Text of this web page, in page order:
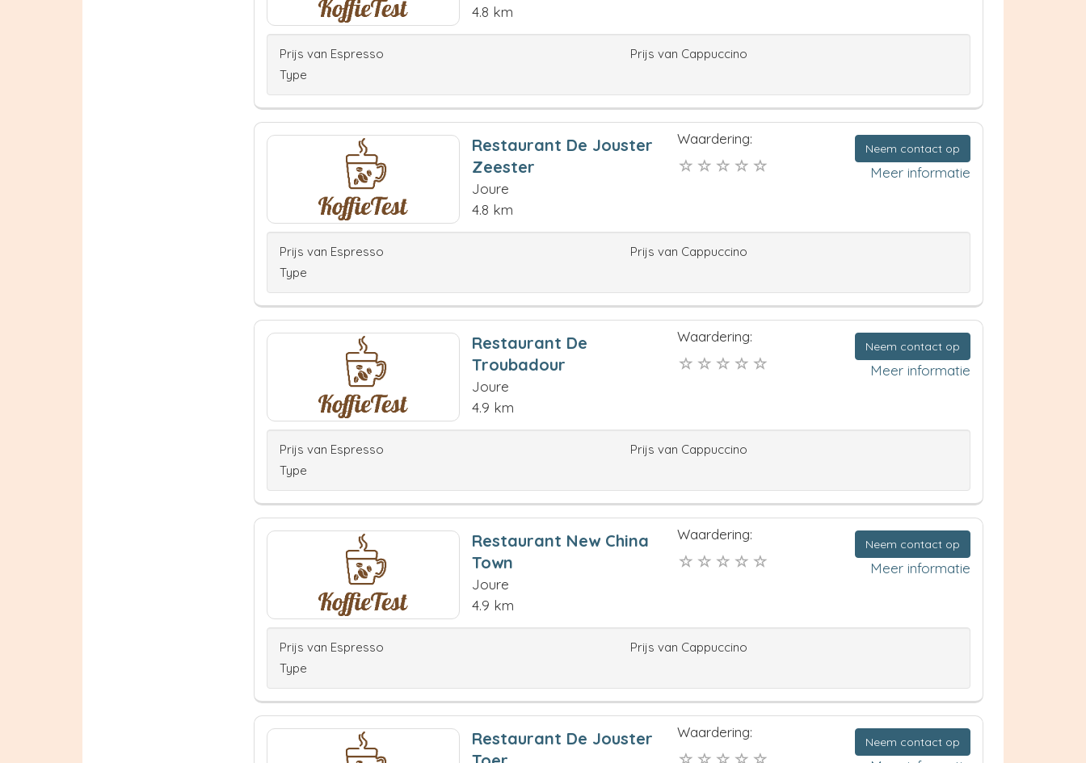
4.8 km
Prijs van Espresso
Prijs van Cappuccino
Type
Restaurant De Jouster
Zeester
Joure
4.8 km
Waardering:
Neem contact op
Meer informatie
Prijs van Espresso
Prijs van Cappuccino
Type
Restaurant De
Troubadour
Joure
4.9 km
Waardering:
Neem contact op
Meer informatie
Prijs van Espresso
Prijs van Cappuccino
Type
Restaurant New China
Town
Joure
4.9 km
Waardering:
Neem contact op
Meer informatie
Prijs van Espresso
Prijs van Cappuccino
Type
Restaurant De Jouster
Waardering:
Neem contact op